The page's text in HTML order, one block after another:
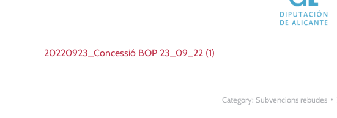
20220923_Concessió BOP 23_09_22 (1)
Category: Subvencions rebudes